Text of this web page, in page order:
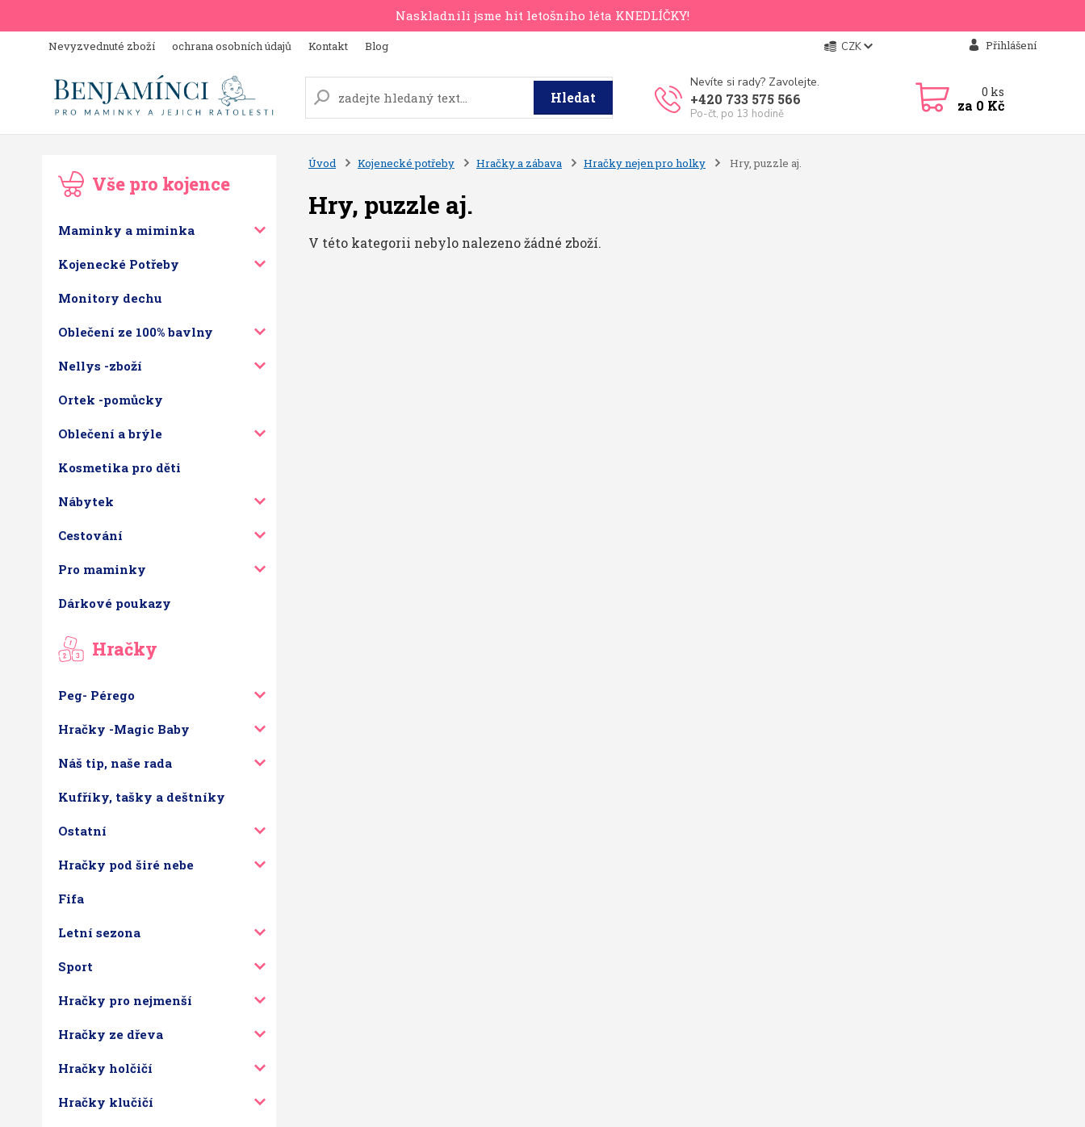
Naskladnili jsme hit letošního léta KNEDLÍČKY!
Nevyzvednuté zboží ochrana osobních údajů Kontakt Blog CZK Přihlášení
Hledat
Nevíte si rady? Zavolejte.
+420 733 575 566
Po-čt, po 13 hodině
0 ks
za 0 Kč
Vše pro kojence
Maminky a miminka
Kojenecké Potřeby
Monitory dechu
Oblečení ze 100% bavlny
Nellys -zboží
Ortek -pomůcky
Oblečení a brýle
Kosmetika pro děti
Nábytek
Cestování
Pro maminky
Dárkové poukazy
Hračky
Peg- Pérego
Hračky -Magic Baby
Náš tip, naše rada
Kufříky, tašky a deštníky
Ostatní
Hračky pod širé nebe
Fifa
Letní sezona
Sport
Hračky pro nejmenší
Hračky ze dřeva
Hračky holčičí
Hračky klučičí
Úvod Kojenecké potřeby Hračky a zábava Hračky nejen pro holky Hry, puzzle aj.
Hry, puzzle aj.
V této kategorii nebylo nalezeno žádné zboží.